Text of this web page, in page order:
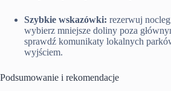
Szybkie wskazówki: rezerwuj
wybierz mniejsze doliny poza
sprawdź komunikaty lokalnych
wyjściem.
Podsumowanie i rekomendacje